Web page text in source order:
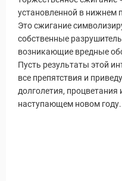
установленной в нижнем
Это сжигание
собственные
возникающие вредные
Пусть результаты этой
все препятствия и
долголетия,
наступающем новом году.